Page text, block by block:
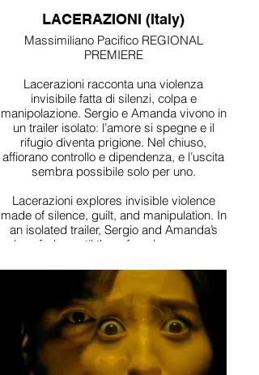
LACERAZIONI (Italy)
Massimiliano Pacifico REGIONAL
PREMIERE
Lacerazioni racconta una violenza
invisibile fatta di silenzi, colpa e
manipolazione. Sergio e Amanda vivono in
un trailer isolato: l’amore si spegne e il
rifugio diventa prigione. Nel chiuso,
affiorano controllo e dipendenza, e l’uscita
sembra possibile solo per uno.
Lacerazioni explores invisible violence
made of silence, guilt, and manipulation. In
an isolated trailer, Sergio and Amanda’s
love fades until the refuge becomes a
dependency surface, and only one of
them still dreams of a way out.